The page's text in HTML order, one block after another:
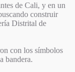
de Cali, y en un
construir
Distrital de
con los símbolos
bandera.